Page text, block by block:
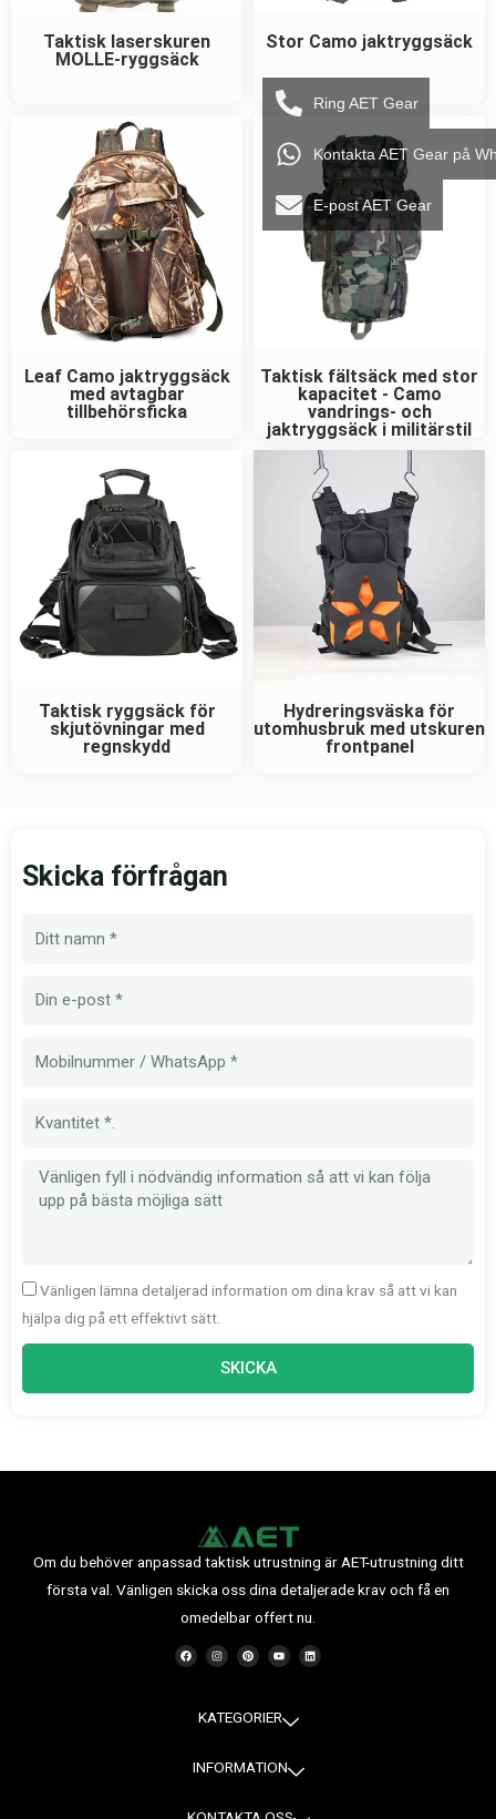
Taktisk laserskuren
MOLLE-ryggsäck
Stor Camo jaktryggsäck
Leaf Camo jaktryggsäck
med avtagbar
tillbehörsficka
Taktisk fältsäck med stor
kapacitet - Camo
vandrings- och
jaktryggsäck i militärstil
Taktisk ryggsäck för
skjutövningar med
regnskydd
Hydreringsväska för
utomhusbruk med utskuren
frontpanel
Skicka förfrågan
Meddelande
Vänligen lämna detaljerad information om dina krav så att vi kan
hjälpa dig på ett effektivt sätt.
SKICKA
Om du behöver anpassad taktisk utrustning är AET-utrustning ditt
första val. Vänligen skicka oss dina detaljerade krav och få en
omedelbar offert nu.
F
a
c
I
n
s
r
a
P
i
n
e
s
Y
o
u
e
L
i
n
KATEGORIER
INFORMATION
Ring AET Gear
Kontakta AET Gear på
E-post AET Gear